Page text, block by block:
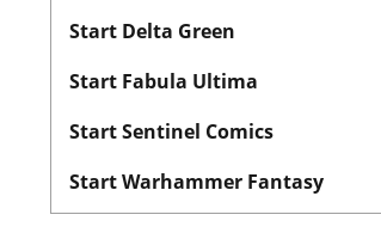
Start Delta Green
Start Fabula Ultima
Start Sentinel Comics
Start Warhammer Fantasy